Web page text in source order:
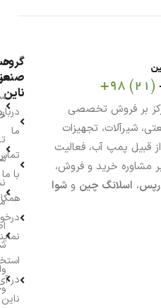
سال ۱۳۹۳ با تمرکز بر فروش تخصصی
شیرآلات، تجهیزات
قبیل پمپ آب، فعالیت
مشاوره خرید و فروش،
رپس، اسلانگ چین و شوا
گروه
ناین
ما
با ما
در
ناین